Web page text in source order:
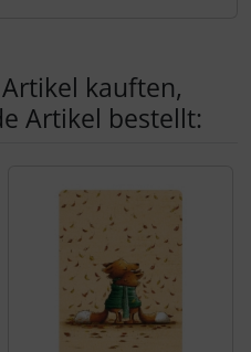
kauften,
Artikel bestellt: